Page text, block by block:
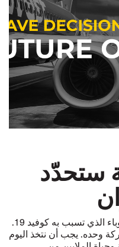
ستحدّد
يقاتل الطيران من أجل بقائه خلال الوباء الذي تسبب به كوفيد 19.
وحده. يجب أن نتخذ اليوم